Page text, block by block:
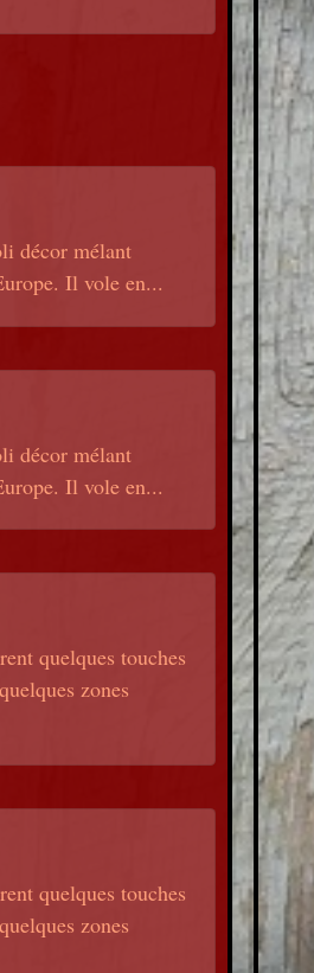
décor mélant
Il vole en...
décor mélant
Il vole en...
quelques touches
zones
quelques touches
zones